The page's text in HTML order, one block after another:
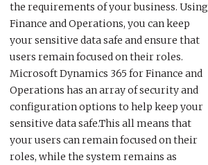
the requirements of your business. Using
Finance and Operations, you can keep
your sensitive data safe and ensure that
users remain focused on their roles.
Microsoft Dynamics 365 for Finance and
Operations has an array of security and
configuration options to help keep your
sensitive data safe.This all means that
your users can remain focused on their
roles, while the system remains as